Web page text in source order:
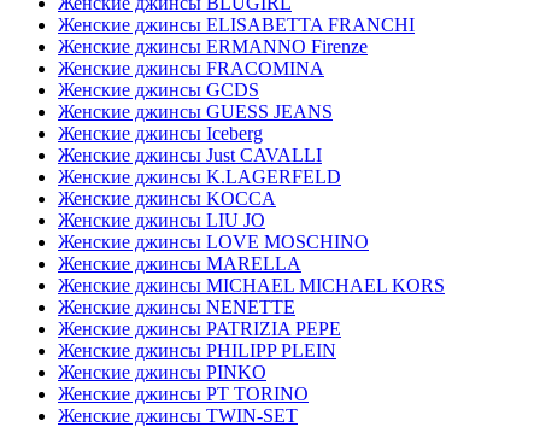
Женские джинсы ELISABETTA FRANCHI
Женские джинсы ERMANNO Firenze
Женские джинсы FRACOMINA
Женские джинсы GCDS
Женские джинсы GUESS JEANS
Женские джинсы Iceberg
Женские джинсы Just CAVALLI
Женские джинсы K.LAGERFELD
Женские джинсы KOCCA
Женские джинсы LIU JO
Женские джинсы LOVE MOSCHINO
Женские джинсы MARELLA
Женские джинсы MICHAEL MICHAEL KORS
Женские джинсы NENETTE
Женские джинсы PATRIZIA PEPE
Женские джинсы PHILIPP PLEIN
Женские джинсы PINKO
Женские джинсы PT TORINO
Женские джинсы TWIN-SET